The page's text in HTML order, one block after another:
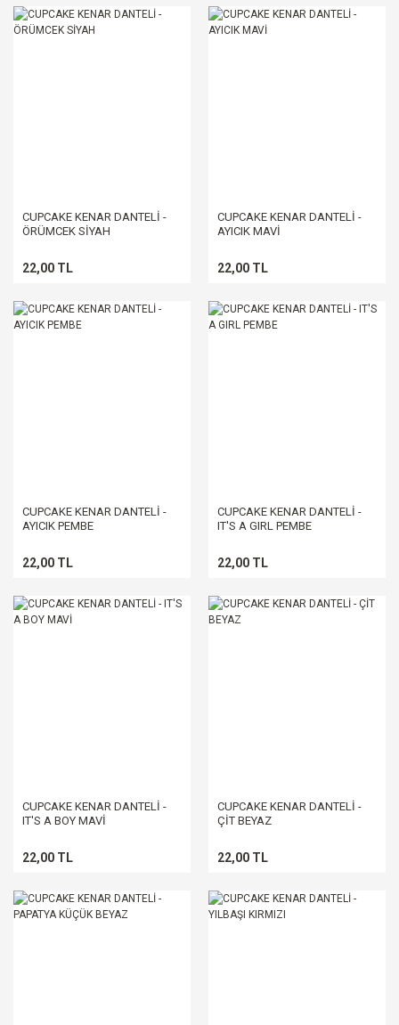
CUPCAKE KENAR DANTELİ -
ÖRÜMCEK SİYAH
22,00 TL
CUPCAKE KENAR DANTELİ -
AYICIK MAVİ
22,00 TL
CUPCAKE KENAR DANTELİ -
AYICIK PEMBE
22,00 TL
CUPCAKE KENAR DANTELİ -
IT'S A GIRL PEMBE
22,00 TL
CUPCAKE KENAR DANTELİ -
IT'S A BOY MAVİ
22,00 TL
CUPCAKE KENAR DANTELİ -
ÇİT BEYAZ
22,00 TL